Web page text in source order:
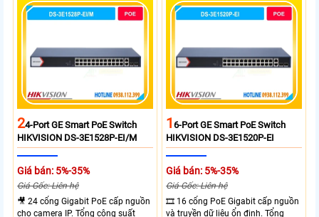
rộng linh hoạt. Hỗ trợ truyền PoE
xa tối đa lên đến 300 mét.
24-Port GE Smart PoE Switch
HIKVISION DS-3E1528P-EI/M
Giá bán: 5%-35%
Giá Gốc: Liên hệ
🎥 24 cổng Gigabit PoE cấp nguồn
cho camera IP. Tổng công suất
16-Port GE Smart PoE Switch
HIKVISION DS-3E1520P-EI
Giá bán: 5%-35%
Giá Gốc: Liên hệ
🎞 16 cổng PoE Gigabit cấp nguồn
và truyền dữ liệu ổn định. Tổng